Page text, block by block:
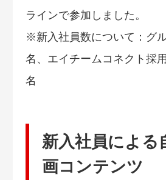
ラインで参加しました。
※新入社員数について：グ
名、エイチームコネクト採
名
新入社員による
画コンテンツ